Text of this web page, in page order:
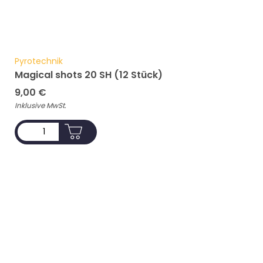
Pyrotechnik
Magical shots 20 SH (12 Stück)
9,00 €
Inklusive MwSt.